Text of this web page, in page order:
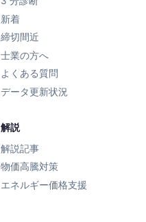
新着
締切間近
士業の方へ
よくある質問
データ更新状況
解説
解説記事
物価高騰対策
エネルギー価格支援